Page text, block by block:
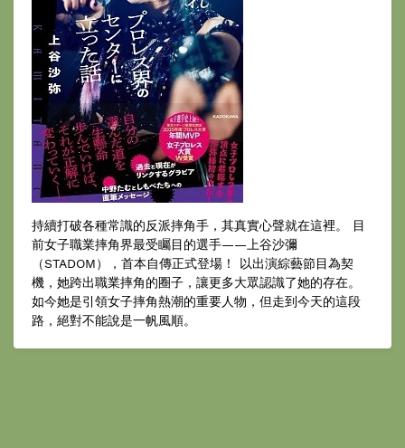
持續打破各種常識的反派摔角手，其真實心聲就在這裡。 目
前女子職業摔角界最受矚目的選手——上谷沙彌
（STADOM），首本自傳正式登場！ 以出演綜藝節目為契
機，她跨出職業摔角的圈子，讓更多大眾認識了她的存在。
如今她是引領女子摔角熱潮的重要人物，但走到今天的這段
路，絕對不能說是一帆風順。